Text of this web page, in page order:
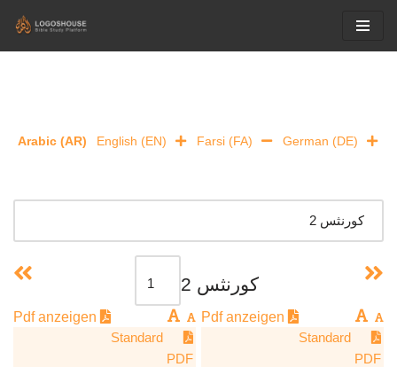
Arabic (AR) English (EN) Farsi (FA) German (DE)
كورنثس 2
Standard
PDF
Standard
PDF